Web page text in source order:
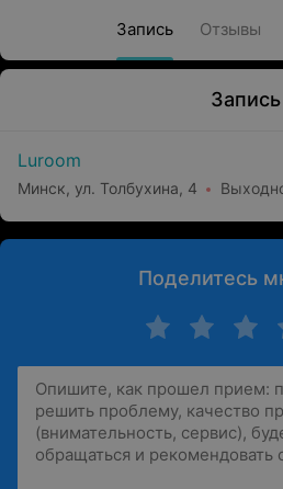
Запись Отзывы
Запись
Luroom
Минск, ул. Толбухина, 4
Поделитесь